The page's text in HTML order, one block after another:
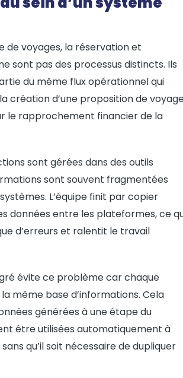
de voyages, la réservation et
sont pas des processus distincts. Ils
du même flux opérationnel qui
création d’une proposition de
le rapprochement financier de la
sont gérées dans des outils
sont souvent fragmentées
L’équipe finit par copier
données entre les plateformes, ce
d’erreurs et ralentit le travail
évite ce problème car chaque
même base d’informations. Cela
générées à une étape du
être utilisées automatiquement à
qu’il soit nécessaire de dupliquer